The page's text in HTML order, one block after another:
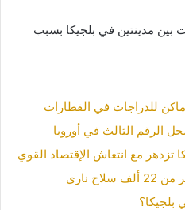
مدينتين في بلجيكا بسبب
للدراجات في القطارات
الرقم الثالث في أوروبا
تزدهر مع انتعاش الإقتصاد القوي
ناري